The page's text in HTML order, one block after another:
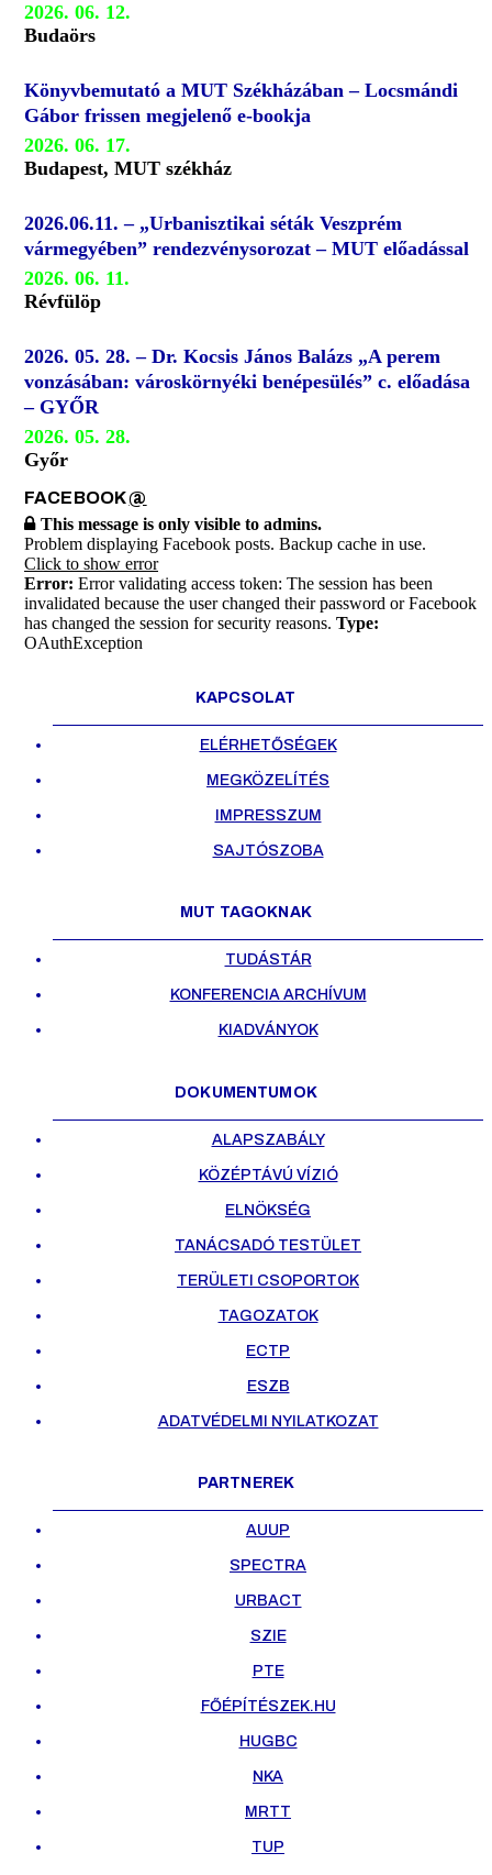
2026. 06. 12.
Budaörs
Könyvbemutató a MUT Székházában – Locsmándi
Gábor frissen megjelenő e-bookja
2026. 06. 17.
Budapest, MUT székház
2026.06.11. – „Urbanisztikai séták Veszprém
vármegyében” rendezvénysorozat – MUT előadással
2026. 06. 11.
Révfülöp
2026. 05. 28. – Dr. Kocsis János Balázs „A perem
vonzásában: városkörnyéki benépesülés” c. előadása
– GYŐR
2026. 05. 28.
Győr
FACEBOOK@
This message is only visible to admins.
Problem displaying Facebook posts. Backup cache in use.
Click to show error
Error: Error validating access token: The session has been
invalidated because the user changed their password or Facebook
has changed the session for security reasons. Type:
OAuthException
KAPCSOLAT
ELÉRHETŐSÉGEK
MEGKÖZELÍTÉS
IMPRESSZUM
SAJTÓSZOBA
MUT TAGOKNAK
TUDÁSTÁR
KONFERENCIA ARCHÍVUM
KIADVÁNYOK
DOKUMENTUMOK
ALAPSZABÁLY
KÖZÉPTÁVÚ VÍZIÓ
ELNÖKSÉG
TANÁCSADÓ TESTÜLET
TERÜLETI CSOPORTOK
TAGOZATOK
ECTP
ESZB
ADATVÉDELMI NYILATKOZAT
PARTNEREK
AUUP
SPECTRA
URBACT
SZIE
PTE
FŐÉPÍTÉSZEK.HU
HUGBC
NKA
MRTT
TUP